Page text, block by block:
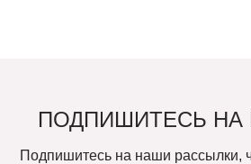
ПОДПИШИТЕСЬ НА
Подпишитесь на наши рассылки,